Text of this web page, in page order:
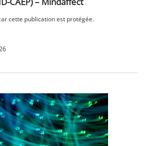
cette publication est protégée.